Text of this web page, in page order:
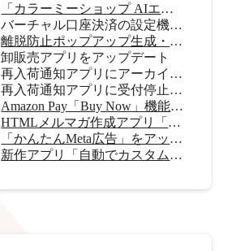
「カラーミーショップ AIエージェント」をリリース
バーチャル口座決済の設定機能をアップデート
離脱防止ポップアップ生成・表示アプリ「OneCatch」リリース
卸販売アプリをアップデート
再入荷通知アプリにアーカイブ機能を追加
再入荷通知アプリに受付停止表示機能を追加
Amazon Pay「Buy Now」機能をアップデート
HTMLメルマガ作成アプリ「AI HTMLメールマガジン」リリース
「かんたんMeta広告」をアップデート
新作アプリ「自動でカスタムラベル君」リリース